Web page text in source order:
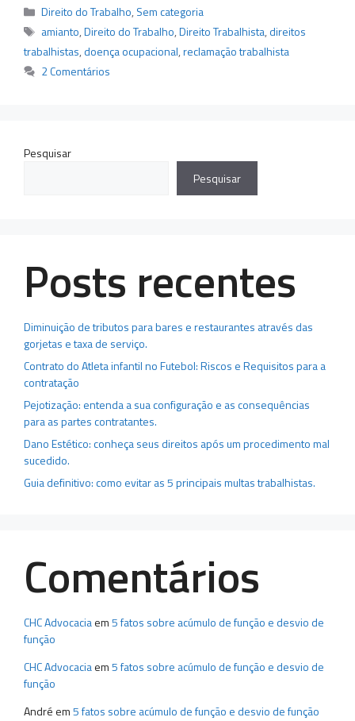
Categorias
Direito do Trabalho, Sem categoria
Tags
amianto,Direito do Trabalho,Direito Trabalhista,direitos
trabalhistas,doença ocupacional,reclamação trabalhista
2 Comentários
Pesquisar
Pesquisar
Posts recentes
Diminuição de tributos para bares e restaurantes através das
gorjetas e taxa de serviço.
Contrato do Atleta infantil no Futebol: Riscos e Requisitos para a
contratação
Pejotização: entenda a sua configuração e as consequências
para as partes contratantes.
Dano Estético: conheça seus direitos após um procedimento mal
sucedido.
Guia definitivo: como evitar as 5 principais multas trabalhistas.
Comentários
CHC Advocaciaem5 fatos sobre acúmulo de função e desvio de
função
CHC Advocaciaem5 fatos sobre acúmulo de função e desvio de
função
André em5 fatos sobre acúmulo de função e desvio de função